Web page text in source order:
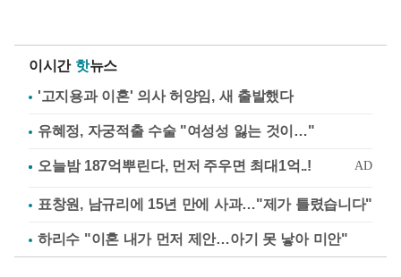
이시간 핫뉴스
'고지용과 이혼' 의사 허양임, 새 출발했다
유혜정, 자궁적출 수술 "여성성 잃는 것이…"
표창원, 남규리에 15년 만에 사과…"제가 틀렸습니다"
하리수 "이혼 내가 먼저 제안…아기 못 낳아 미안"